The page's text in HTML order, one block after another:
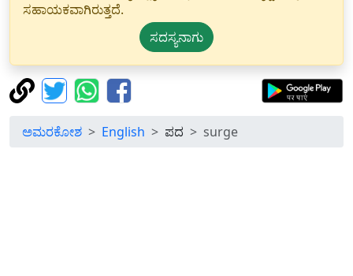
ಸಹಾಯಕವಾಗಿರುತ್ತದೆ.
ಸದಸ್ಯನಾಗು
ಅಮರಕೋಶ English ಪದ surge